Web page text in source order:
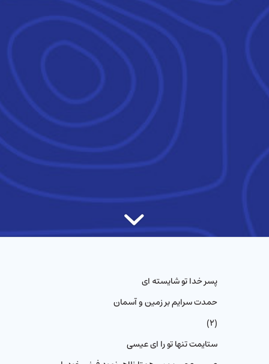
پسر خدا تو شایسته ای
حمدت سرایم بر زمین و آسمان
(۲)
ستایمت تنها تو را ای عیسی